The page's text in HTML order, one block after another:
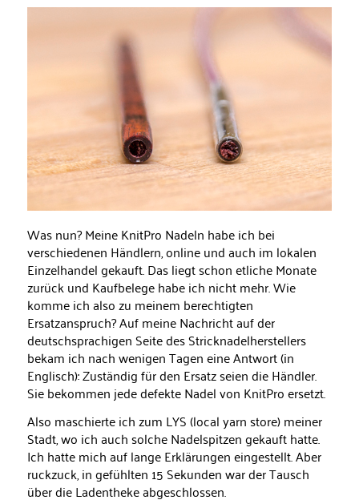
Was nun? Meine KnitPro Nadeln habe ich bei
verschiedenen Händlern, online und auch im lokalen
Einzelhandel gekauft. Das liegt schon etliche Monate
zurück und Kaufbelege habe ich nicht mehr. Wie
komme ich also zu meinem berechtigten
Ersatzanspruch? Auf meine Nachricht auf der
deutschsprachigen Seite des Stricknadelherstellers
bekam ich nach wenigen Tagen eine Antwort (in
Englisch): Zuständig für den Ersatz seien die Händler.
Sie bekommen jede defekte Nadel von KnitPro ersetzt.
Also maschierte ich zum LYS (local yarn store) meiner
Stadt, wo ich auch solche Nadelspitzen gekauft hatte.
Ich hatte mich auf lange Erklärungen eingestellt. Aber
ruckzuck, in gefühlten 15 Sekunden war der Tausch
über die Ladentheke abgeschlossen.